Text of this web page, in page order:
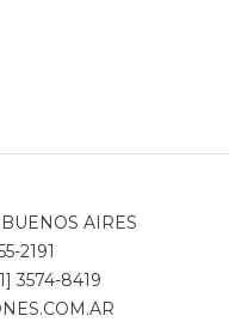
AIRES
2191
3574-8419